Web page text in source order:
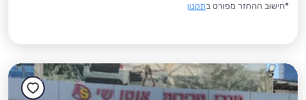
*חישוב ההחזר מפורט בתקנון